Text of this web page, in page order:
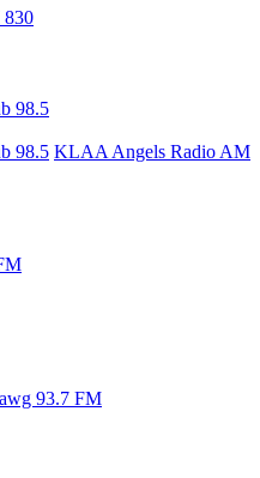
98.5
98.5 KLAA Angels Radio AM
93.7 FM